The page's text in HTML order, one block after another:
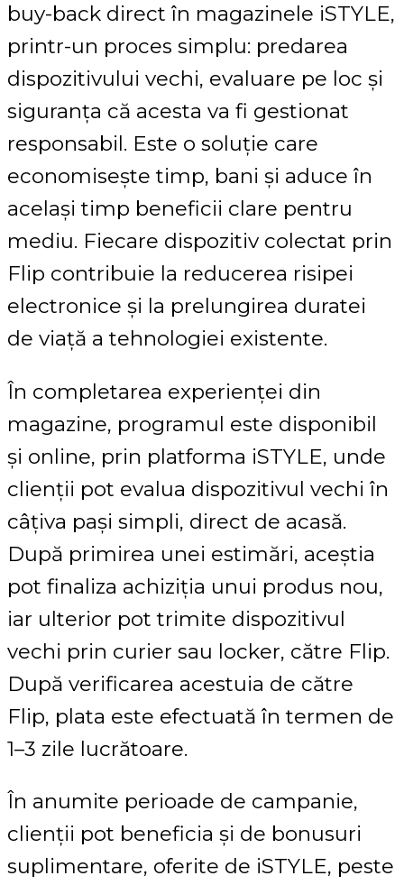
buy-back direct în magazinele iSTYLE,
printr-un proces simplu: predarea
dispozitivului vechi, evaluare pe loc și
siguranța că acesta va fi gestionat
responsabil. Este o soluție care
economisește timp, bani și aduce în
același timp beneficii clare pentru
mediu. Fiecare dispozitiv colectat prin
Flip contribuie la reducerea risipei
electronice și la prelungirea duratei
de viață a tehnologiei existente.
În completarea experienței din
magazine, programul este disponibil
și online, prin platforma iSTYLE, unde
clienții pot evalua dispozitivul vechi în
câțiva pași simpli, direct de acasă.
După primirea unei estimări, aceștia
pot finaliza achiziția unui produs nou,
iar ulterior pot trimite dispozitivul
vechi prin curier sau locker, către Flip.
După verificarea acestuia de către
Flip, plata este efectuată în termen de
1–3 zile lucrătoare.
În anumite perioade de campanie,
clienții pot beneficia și de bonusuri
suplimentare, oferite de iSTYLE, peste